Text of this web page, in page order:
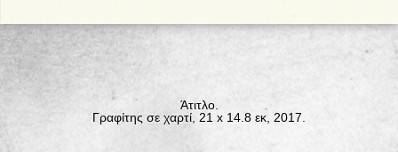
Άτιτλο.
Γραφίτης σε χαρτί, 21 x 14.8 εκ, 2017.